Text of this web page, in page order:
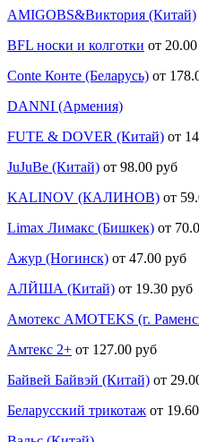
AMIGOBS&Виктория (Китай)
BFL носки и колготки от
Conte Конте (Беларусь) от
DANNI (Армения)
FUTE & DOVER (Китай) от
JuJuBe (Китай) от 98.00 руб
KALINOV (КАЛИНОВ) от
Limax Лимакс (Бишкек) от
Ажур (Ногинск) от 47.00 руб
АЛЙША (Китай) от 19.30 руб
Амотекс AMOTEKS (г.
Амтекс 2+ от 127.00 руб
Байвей Байвэй (Китай) от
Беларусский трикотаж от